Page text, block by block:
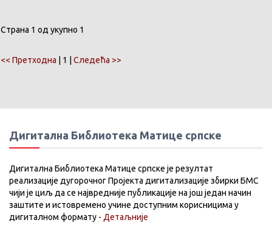
Страна 1 од укупно 1
<< Претходна | 1 | Следећа >>
Дигитална Библиотека Матице српске
Дигитална Библиотека Матице српске је резултат
реализације дугорочног Пројекта дигитализације збирки БМС
чији је циљ да се највредније публикације на још један начин
заштите и истовремено учине доступним корисницима у
дигиталном формату - Детаљније